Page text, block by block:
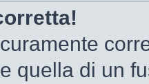
quella di un